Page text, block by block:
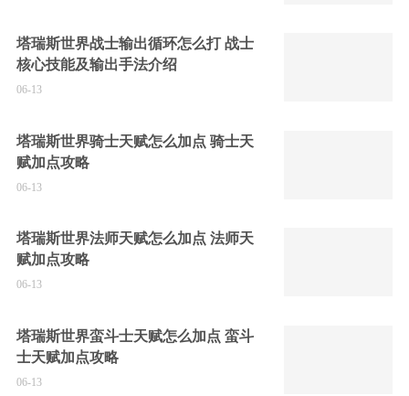
塔瑞斯世界战士输出循环怎么打 战士
核心技能及输出手法介绍
06-13
塔瑞斯世界骑士天赋怎么加点 骑士天
赋加点攻略
06-13
塔瑞斯世界法师天赋怎么加点 法师天
赋加点攻略
06-13
塔瑞斯世界蛮斗士天赋怎么加点 蛮斗
士天赋加点攻略
06-13